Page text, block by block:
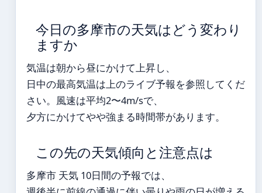
今日の多摩市の天気はどう変わり
ますか
気温は朝から昼にかけて上昇し、
日中の最高気温は上のライブ予報を参照してくだ
さい。風速は平均2〜4m/sで、
夕方にかけてやや強まる時間帯があります。
この先の天気傾向と注意点は
多摩市 天気 10日間の予報では、